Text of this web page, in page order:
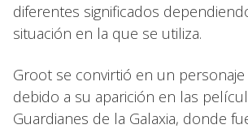
diferentes significados
situación en la que se utiliza.
Groot se convirtió en un
debido a su aparición en las
Guardianes de la Galaxia, donde